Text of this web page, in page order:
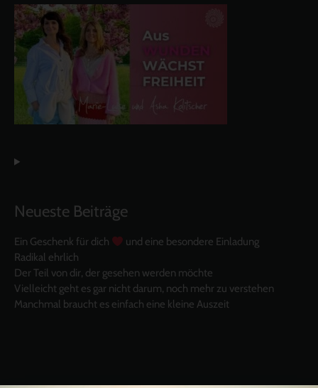
Neueste Beiträge
Ein Geschenk für dich
und eine besondere Einladung
Radikal ehrlich
Der Teil von dir, der gesehen werden möchte
Vielleicht geht es gar nicht darum, noch mehr zu verstehen
Manchmal braucht es einfach eine kleine Auszeit